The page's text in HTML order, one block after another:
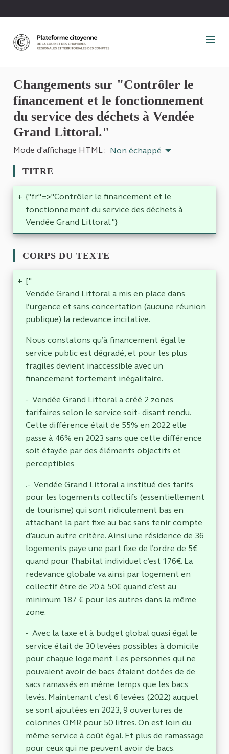
Changements sur "Contrôler le
financement et le fonctionnement
du service des déchets à Vendée
Grand Littoral."
Mode d'affichage HTML : Non échappé
TITRE
+ {"fr"=>"Contrôler le financement et le
fonctionnement du service des déchets à
Vendée Grand Littoral."}
CORPS DU TEXTE
+ ["
Vendée Grand Littoral a mis en place dans
l’urgence et sans concertation (aucune réunion
publique) la redevance incitative.
Nous constatons qu’à financement égal le
service public est dégradé, et pour les plus
fragiles devient inaccessible avec un
financement fortement inégalitaire.
- Vendée Grand Littoral a créé 2 zones
tarifaires selon le service soit- disant rendu.
Cette différence était de 55% en 2022 elle
passe à 46% en 2023 sans que cette différence
soit étayée par des éléments objectifs et
perceptibles
.- Vendée Grand Littoral a institué des tarifs
pour les logements collectifs (essentiellement
de tourisme) qui sont ridiculement bas en
attachant la part fixe au bac sans tenir compte
d’aucun autre critère. Ainsi une résidence de 36
logements paye une part fixe de l’ordre de 5€
quand pour l’habitat individuel c’est 176€. La
redevance globale va ainsi par logement en
collectif être de 20 à 50€ quand c’est au
minimum 187 € pour les autres dans la même
zone.
- Avec la taxe et à budget global quasi égal le
service était de 30 levées possibles à domicile
pour chaque logement. Les personnes qui ne
pouvaient avoir de bacs étaient dotées de de
sacs ramassés en même temps que les bacs
levés. Maintenant c’est 6 levées (2022) auquel
se sont ajoutées en 2023, 9 ouvertures de
colonnes OMR pour 50 litres. On est loin du
même service à coût égal. Et plus de ramassage
pour ceux qui ne peuvent avoir de bacs.